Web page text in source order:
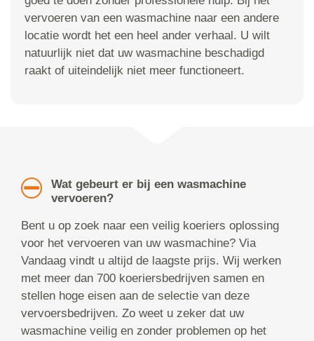
vervoeren van een wasmachine naar een andere
locatie wordt het een heel ander verhaal. U wilt
natuurlijk niet dat uw wasmachine beschadigd
raakt of uiteindelijk niet meer functioneert.
Wat gebeurt er bij een wasmachine
vervoeren?
Bent u op zoek naar een veilig koeriers oplossing
voor het vervoeren van uw wasmachine? Via
Vandaag vindt u altijd de laagste prijs. Wij werken
met meer dan 700 koeriersbedrijven samen en
stellen hoge eisen aan de selectie van deze
vervoersbedrijven. Zo weet u zeker dat uw
wasmachine veilig en zonder problemen op het